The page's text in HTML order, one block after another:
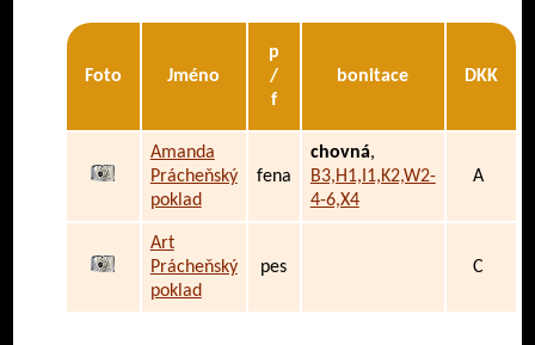
Foto Jméno
p
/
f
bonitace DKK
Amanda
Prácheňský
poklad
fena
chovná,
B3,H1,I1,K2,W2-
4-6,X4
A
Art
Prácheňský
poklad
pes C